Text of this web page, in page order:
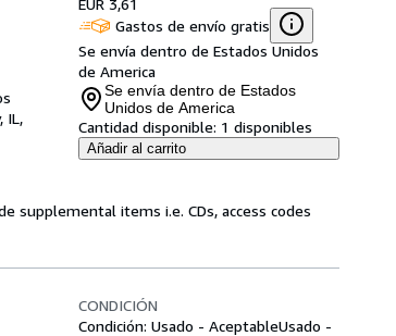
IL,
EUR 3,61
Gastos de envío gratis
Se envía dentro de Estados Unidos
de America
Se envía dentro de Estados
Unidos de America
Cantidad disponible: 1 disponibles
Añadir al carrito
supplemental items i.e. CDs, access codes
CONDICIÓN
Condición: Usado - AceptableUsado -